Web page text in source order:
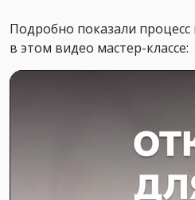
Подробно показали
в этом видео мастер-классе: